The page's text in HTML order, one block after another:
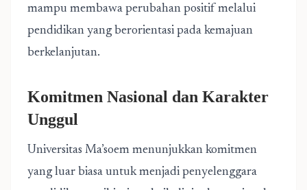
mampu membawa perubahan positif melalui
pendidikan yang berorientasi pada kemajuan
berkelanjutan.
Komitmen Nasional dan Karakter
Unggul
Universitas Ma’soem menunjukkan komitmen
yang luar biasa untuk menjadi penyelenggara